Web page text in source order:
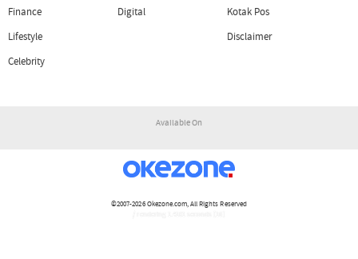
Finance
Lifestyle
Celebrity
Digital
Kotak Pos
Disclaimer
Available On
©2007-2026Okezone.com, All Rights Reserved